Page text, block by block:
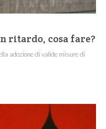
ritardo, cosa fare?
adozione di valide misure di